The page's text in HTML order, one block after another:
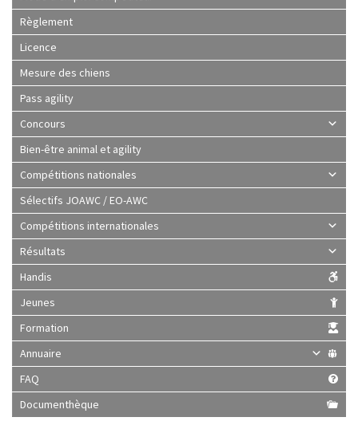
Règlement
Licence
Mesure des chiens
Pass agility
Concours
Bien-être animal et agility
Compétitions nationales
Sélectifs JOAWC / EO-AWC
Compétitions internationales
Résultats
Handis
Jeunes
Formation
Annuaire
FAQ
Documenthèque